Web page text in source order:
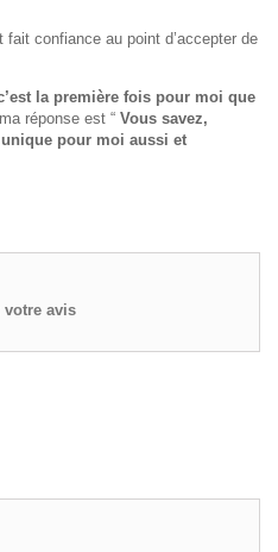
confiance au point d’accepter de
la première fois pour moi que
réponse est “ Vous savez,
pour moi aussi et
votre avis